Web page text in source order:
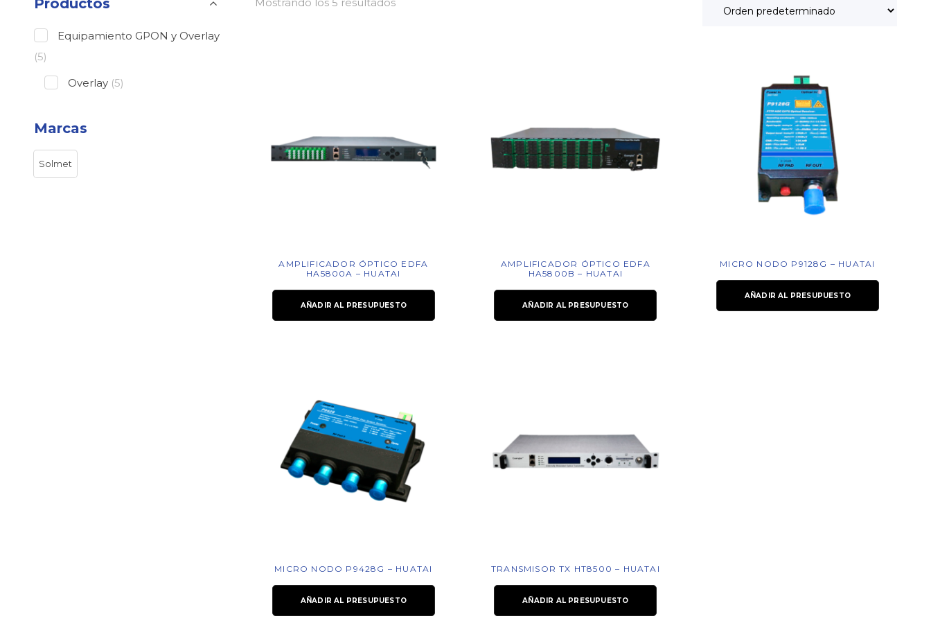
AMPLIFICADOR ÓPTICO EDFA
HA5800A – HUATAI
AÑADIR AL PRESUPUESTO
AMPLIFICADOR ÓPTICO EDFA
HA5800B – HUATAI
AÑADIR AL PRESUPUESTO
MICRO NODO P9128G – HUATAI
AÑADIR AL PRESUPUESTO
MICRO NODO P9428G – HUATAI
AÑADIR AL PRESUPUESTO
TRANSMISOR TX HT8500 – HUATAI
AÑADIR AL PRESUPUESTO
Productos
Equipamiento GPON y Overlay
(5)
Overlay (5)
Marcas
Solmet